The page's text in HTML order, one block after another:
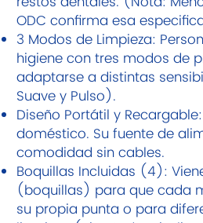
ODC confirma esa
3 Modos de Limpieza:
higiene con tres modos de
adaptarse a distintas
Suave y Pulso).
Diseño Portátil y
doméstico. Su fuente de
comodidad sin cables.
Boquillas Incluidas (4):
(boquillas) para que cada
su propia punta o para